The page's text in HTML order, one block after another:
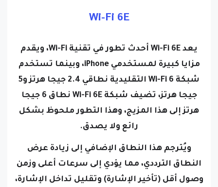
مزايا كبيرة لمستخدمي iPhone،
وبينما تستخدم
شبكة Wi-Fi 6 التقليدية نطاقي 2.4 جيجا هرتز و5
جيجا هرتز، تضيف شبكة Wi-Fi 6E نطاق 6 جيجا
هرتز إلى هذا المزيج، وهذا التطور ملحوظ بشكل
رائع ولا يصدق.
ويُترجم هذا النطاق الإضافي إلى زيادة عرض
النطاق الترددي، مما يؤدي إلى سرعات أعلى وزمن
وصول أقل (تأخير الإشارة) وتقليل تداخل الإشارة،
ومع ذلك، لن يتم جني الفوائد إلا إذا كان جهاز